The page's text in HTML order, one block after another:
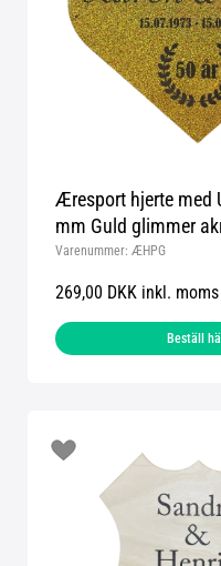
Æresport hjerte med
mm Guld glimmer
Varenummer: ÆHPG
269,00 DKK inkl. moms
Beställ